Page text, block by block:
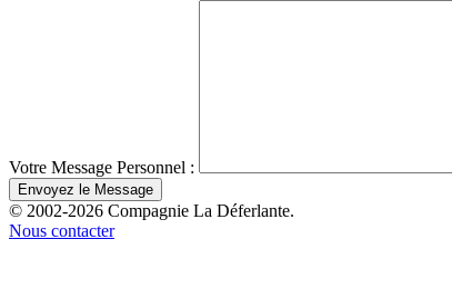
Votre Message Personnel :
© 2002-2026 Compagnie La Déferlante.
Nous contacter